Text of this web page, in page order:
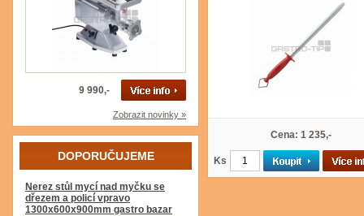
9 990,-
Zobrazit novinky »
DOPORUČUJEME
Nerez stůl mycí nad myčku se
dřezem a policí vpravo
1300x600x900mm gastro bazar
Cena: 1 235,-
Ks